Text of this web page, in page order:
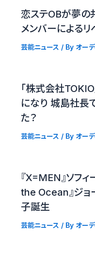
恋ステOBが夢の
メンバーによる
芸能ニュース / By オー
「株式会社
になり 城島社長
た？
芸能ニュース / By オー
『X=MEN』ソフ
the Ocean』ジョ
子誕生
芸能ニュース / By オー